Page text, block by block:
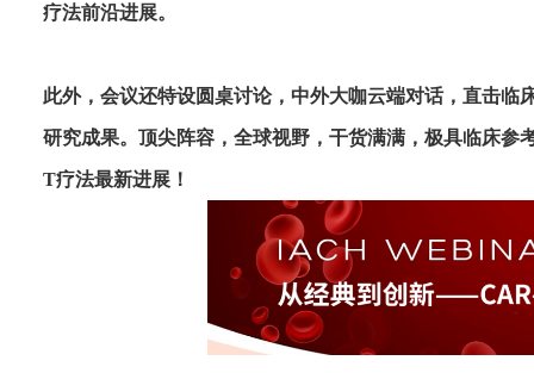
疗法前沿进展。
此外，会议还特设圆桌讨论，中外大咖云端对话，直击临
研究成果。顶尖阵容，全球视野，干货满满，极具临床
T疗法最新进展！